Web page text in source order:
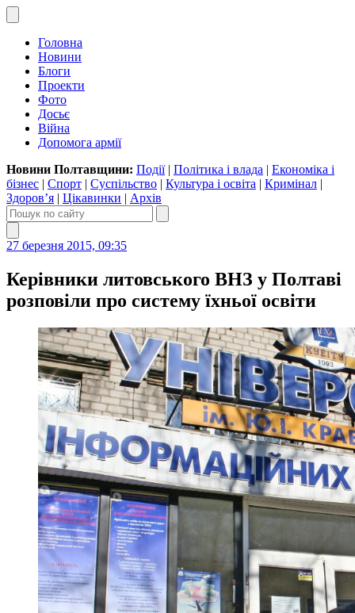
Головна
Новини
Блоги
Проекти
Фото
Досьє
Війна
Допомога армії
Новини Полтавщини: Події| Політика і влада | Економіка і
бізнес | Спорт | Суспільство | Культура і освіта | Кримінал |
Здоров’я | Цікавинки | Архів
27 березня 2015, 09:35
Керівники литовського ВНЗ у Полтаві
розповіли про систему їхньої освіти